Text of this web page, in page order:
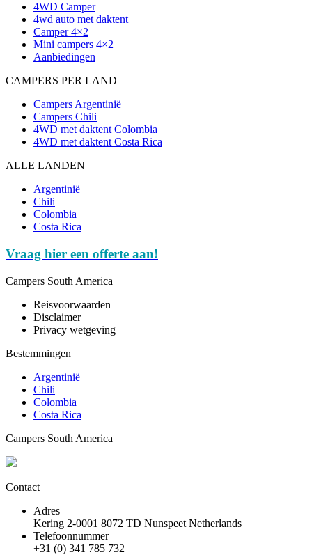
4WD Camper
4wd auto met daktent
Camper 4×2
Mini campers 4×2
Aanbiedingen
CAMPERS PER LAND
Campers Argentinië
Campers Chili
4WD met daktent Colombia
4WD met daktent Costa Rica
ALLE LANDEN
Argentinië
Chili
Colombia
Costa Rica
Vraag hier een offerte aan!
Campers South America
Reisvoorwaarden
Disclaimer
Privacy wetgeving
Bestemmingen
Argentinië
Chili
Colombia
Costa Rica
Campers South America
Contact
Adres
Kering 2-0001 8072 TD Nunspeet Netherlands
Telefoonnummer
+31 (0) 341 785 732